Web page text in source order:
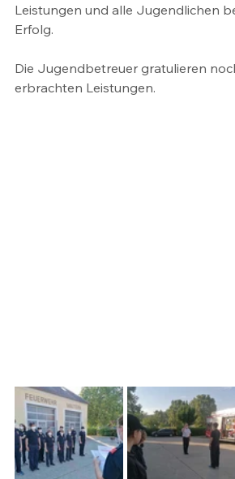
Leistungen und alle Jugendlichen
Erfolg.
Die Jugendbetreuer gratulieren
erbrachten Leistungen.